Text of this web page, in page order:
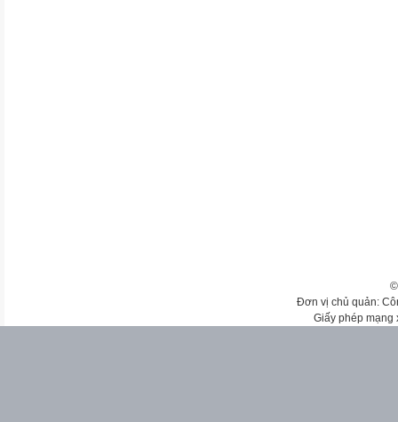
Đơn vị chủ quản:
Giấy phép mạng